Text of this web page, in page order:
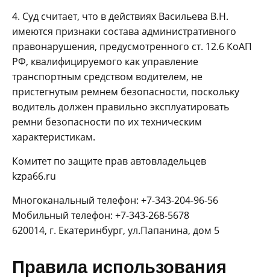
4. Суд считает, что в действиях Васильева В.Н.
имеются признаки состава административного
правонарушения, предусмотренного ст. 12.6 КоАП
РФ, квалифицируемого как управление
транспортным средством водителем, не
пристегнутым ремнем безопасности, поскольку
водитель должен правильно эксплуатировать
ремни безопасности по их техническим
характеристикам.
Комитет по защите прав автовладельцев
kzpa66.ru
Многоканальный телефон: +7-343-204-96-56
Мобильный телефон: +7-343-268-5678
620014, г. Екатеринбург, ул.Папанина, дом 5
Правила использования